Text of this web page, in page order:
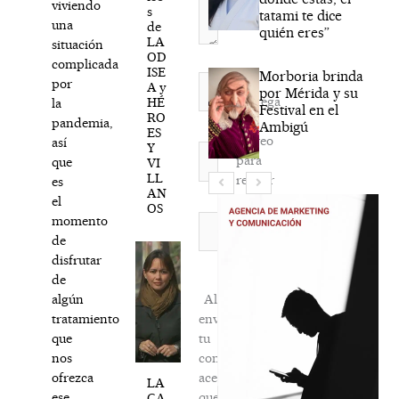
viviendo
una
situación
complicada
por
la
pandemia,
así
que
es
el
momento
de
disfrutar
de
algún
tratamiento
que
nos
ofrezca
s
de
LA
OD
ISE
A y
HÉ
RO
ES
Y
VI
LL
AN
OS
LA
Nombre*
Correo
electrónico*
Agréga
mi
correo
para
recibir
la
newsletter
Al
enviar
tu
comentario,
aceptas
tatami te dice
quién eres”
Morboria brinda
por Mérida y su
Festival en el
Ambigú